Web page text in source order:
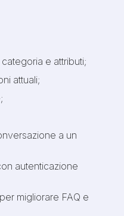
e attributi;
attuali;
a un
autenticazione
migliorare FAQ e